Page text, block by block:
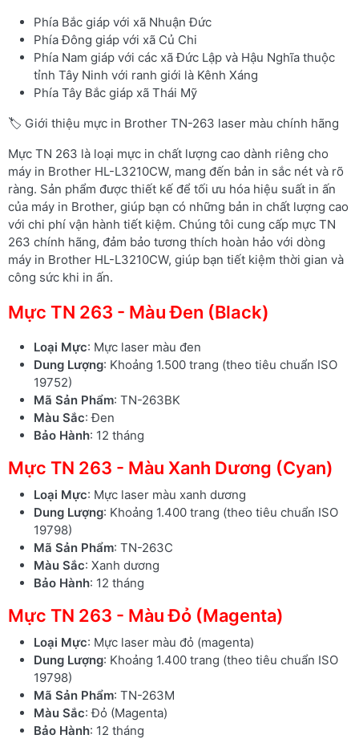
Phía Bắc giáp với xã Nhuận Đức
Phía Đông giáp với xã Củ Chi
Phía Nam giáp với các xã Đức Lập và Hậu Nghĩa thuộc
tỉnh Tây Ninh với ranh giới là Kênh Xáng
Phía Tây Bắc giáp xã Thái Mỹ
🏷️ Giới thiệu mực in Brother TN-263 laser màu chính hãng
Mực TN 263 là loại mực in chất lượng cao dành riêng cho
máy in Brother HL-L3210CW, mang đến bản in sắc nét và rõ
ràng. Sản phẩm được thiết kế để tối ưu hóa hiệu suất in ấn
của máy in Brother, giúp bạn có những bản in chất lượng cao
với chi phí vận hành tiết kiệm. Chúng tôi cung cấp mực TN
263 chính hãng, đảm bảo tương thích hoàn hảo với dòng
máy in Brother HL-L3210CW, giúp bạn tiết kiệm thời gian và
công sức khi in ấn.
Mực TN 263 - Màu Đen (Black)
Loại Mực: Mực laser màu đen
Dung Lượng: Khoảng 1.500 trang (theo tiêu chuẩn ISO
19752)
Mã Sản Phẩm: TN-263BK
Màu Sắc: Đen
Bảo Hành: 12 tháng
Mực TN 263 - Màu Xanh Dương (Cyan)
Loại Mực: Mực laser màu xanh dương
Dung Lượng: Khoảng 1.400 trang (theo tiêu chuẩn ISO
19798)
Mã Sản Phẩm: TN-263C
Màu Sắc: Xanh dương
Bảo Hành: 12 tháng
Mực TN 263 - Màu Đỏ (Magenta)
Loại Mực: Mực laser màu đỏ (magenta)
Dung Lượng: Khoảng 1.400 trang (theo tiêu chuẩn ISO
19798)
Mã Sản Phẩm: TN-263M
Màu Sắc: Đỏ (Magenta)
Bảo Hành: 12 tháng